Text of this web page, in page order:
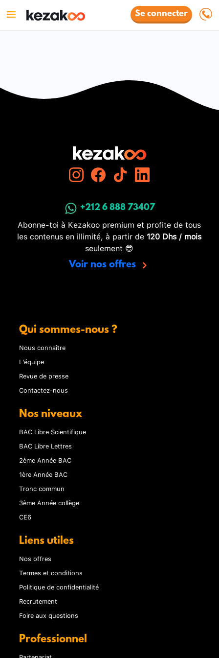
Se connecter
+212 6 888 73407
Abonne-toi à Kezakoo premium et profite de tous
les contenus en illimité, à partir de 120 Dhs / mois
seulement 😎
Voir nos offres
Qui sommes-nous ?
Nous connaître
L'équipe
Revue de presse
Contactez-nous
Nos niveaux
BAC Libre Scientifique
BAC Libre Lettres
2ème Année BAC
1ère Année BAC
Tronc commun
3ème Année collège
CE6
Liens utiles
Nos offres
Termes et conditions
Politique de confidentialité
Recrutement
Foire aux questions
Professionnel